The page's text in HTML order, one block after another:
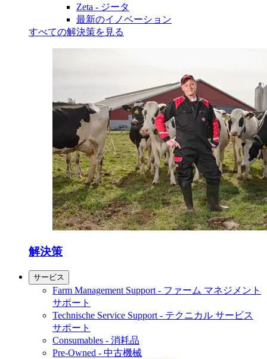
Zeta - ジータ
最新のイノベーション
すべての解決策を見る
解決策
サービス
Farm Management Support - ファーム マネジメント
サポート
Technische Service Support - テクニカル サービス
サポート
Consumables - 消耗品
Pre-Owned - 中古機械